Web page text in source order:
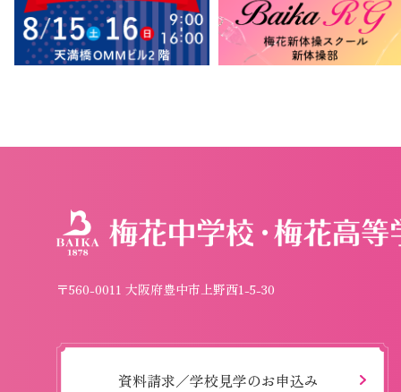
〒560-0011 大阪府豊中市上野西1-5-30
資料請求／学校見学のお申込み